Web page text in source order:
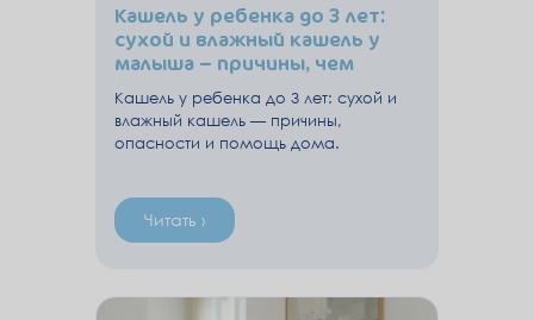
Кашель у ребенка до 3 лет:
сухой и влажный кашель у
малыша – причины, чем
опасен, когда обращаться к
врачу
Кашель у ребенка до 3 лет: сухой и
влажный кашель — причины,
опасности и помощь дома.
Читать ›